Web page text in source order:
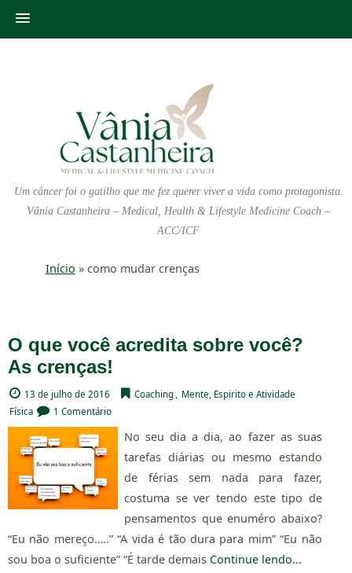
Um câncer foi o gatilho que me fez querer viver a vida como protagonista.
Vânia Castanheira – Medical, Health & Lifestyle Medicine Coach –
ACC/ICF
Início » como mudar crenças
O que você acredita sobre você?
As crenças!
13 de julho de 2016 Coaching , Mente, Espirito e Atividade
Física
1 Comentário
No seu dia a dia, ao fazer as suas
tarefas diárias ou mesmo estando
de férias sem nada para fazer,
costuma se ver tendo este tipo de
pensamentos que enuméro abaixo?
“Eu não mereço…..” “A vida é tão dura para mim” “Eu não
sou boa o suficiente” “É tarde demais Continue lendo…